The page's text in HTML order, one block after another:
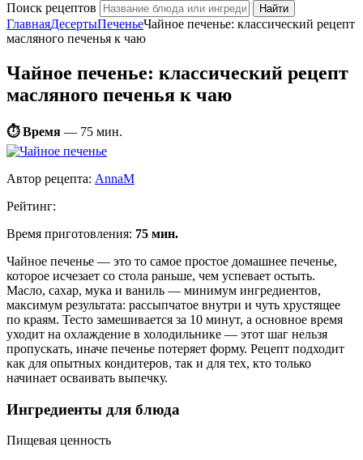
Поиск рецептов
ГлавнаяДесертыПеченьеЧайное печенье: классический рецепт
масляного печенья к чаю
Чайное печенье: классический рецепт
масляного печенья к чаю
⏱ Время — 75 мин.
Автор рецепта: AnnaM
Рейтинг:
Время приготовления: 75 мин.
Чайное печенье — это то самое простое домашнее печенье,
которое исчезает со стола раньше, чем успевает остыть.
Масло, сахар, мука и ваниль — минимум ингредиентов,
максимум результата: рассыпчатое внутри и чуть хрустящее
по краям. Тесто замешивается за 10 минут, а основное время
уходит на охлаждение в холодильнике — этот шаг нельзя
пропускать, иначе печенье потеряет форму. Рецепт подходит
как для опытных кондитеров, так и для тех, кто только
начинает осваивать выпечку.
Ингредиенты для блюда
Пищевая ценность